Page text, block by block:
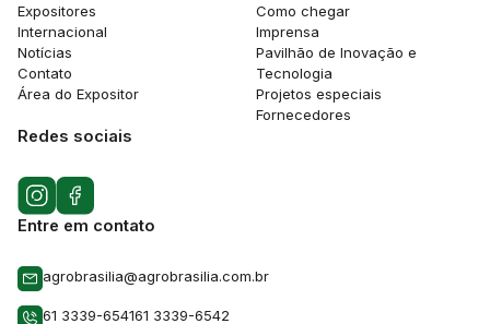
Expositores
Internacional
Notícias
Contato
Área do Expositor
Como chegar
Imprensa
Pavilhão de Inovação e
Tecnologia
Projetos especiais
Fornecedores
Redes sociais
Entre em contato
agrobrasilia@agrobrasilia.com.br
61 3339-654161 3339-6542